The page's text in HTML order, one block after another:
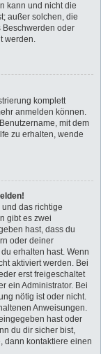
kann und nicht die
außer solchen, die
Beschwerden oder
werden.
komplett
anmelden können.
mit dem
zu erhalten, wende
das richtige
gibt es zwei
hast, dass du
oder deiner
erhalten hast. Wenn
aktiviert werden. Bei
erst freigeschaltet
ein Administrator. Bei
nötig ist oder nicht.
Anweisungen.
hast oder
du dir sicher bist,
dann kontaktiere einen